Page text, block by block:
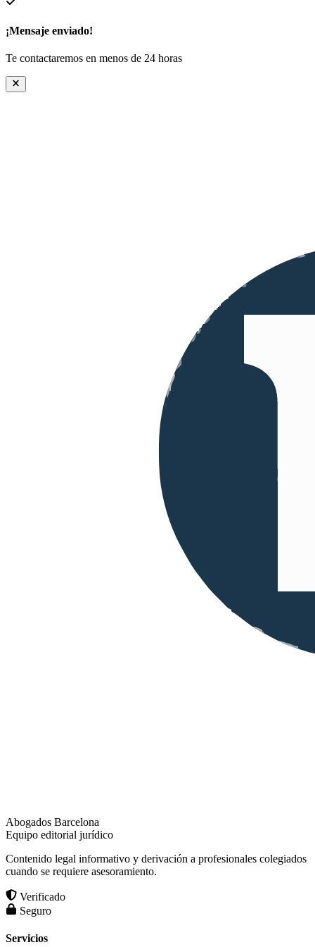
¡Mensaje enviado!
Te contactaremos en menos de 24 horas
Abogados Barcelona
Equipo editorial jurídico
Contenido legal informativo y derivación a profesionales colegiados
cuando se requiere asesoramiento.
Verificado
Seguro
Servicios